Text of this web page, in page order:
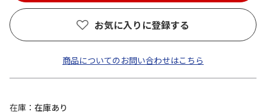
お気に入りに登録する
商品についてのお問い合わせはこちら
在庫
在庫あり